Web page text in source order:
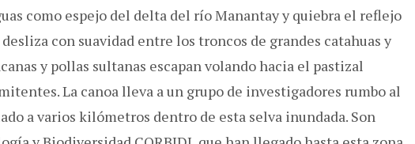
como espejo del delta del río Manantay y quiebra el reflejo
con suavidad entre los troncos de grandes catahuas y
y pollas sultanas escapan volando hacia el pastizal
La canoa lleva a un grupo de investigadores rumbo al
a varios kilómetros dentro de esta selva inundada. Son